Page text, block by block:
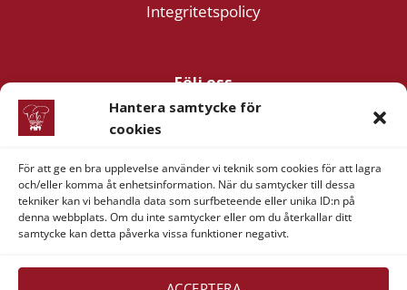
Hantera samtycke för
cookies
För att ge en bra upplevelse använder vi teknik som cookies för att lagra
och/eller komma åt enhetsinformation. När du samtycker till dessa
tekniker kan vi behandla data som surfbeteende eller unika ID:n på
denna webbplats. Om du inte samtycker eller om du återkallar ditt
samtycke kan detta påverka vissa funktioner negativt.
Integritetspolicy
Följ oss
Facebook
Företagsinformation
Verner & Verner Nordstan AB
Lilla Klädpressaregatan 11